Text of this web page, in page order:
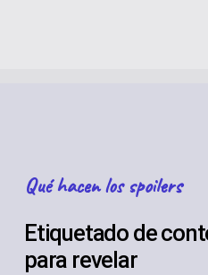
Qué hacen los spoilers
Etiquetado de
para revelar